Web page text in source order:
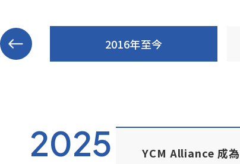
2016年至今
2025 YCM Alliance 成